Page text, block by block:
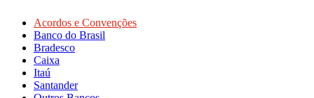
Acordos e Convenções
Banco do Brasil
Bradesco
Caixa
Itaú
Santander